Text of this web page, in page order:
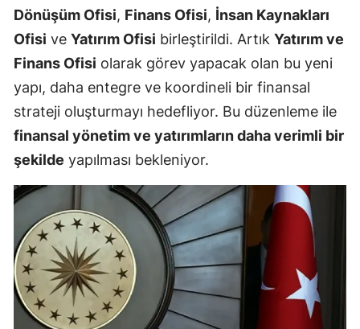
Dönüşüm Ofisi, Finans Ofisi, İnsan Kaynakları
Ofisi ve Yatırım Ofisi birleştirildi. Artık Yatırım ve
Finans Ofisi olarak görev yapacak olan bu yeni
yapı, daha entegre ve koordineli bir finansal
strateji oluşturmayı hedefliyor. Bu düzenleme ile
finansal yönetim ve yatırımların daha verimli bir
şekilde yapılması bekleniyor.